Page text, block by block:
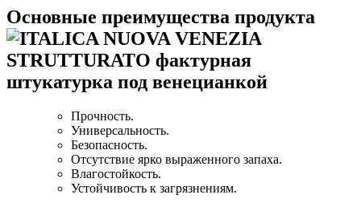
Основные преимущества продукта
Прочность.
Универсальность.
Безопасность.
Отсутствие ярко выраженного запаха.
Влагостойкость.
Устойчивость к загрязнениям.